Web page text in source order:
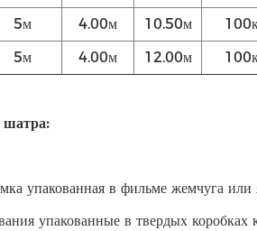
5м 4.00м 10.50м
5м 4.00м 12.00м
шатра:
упакованная в фильме жемчуга
упакованные в твердых коробках